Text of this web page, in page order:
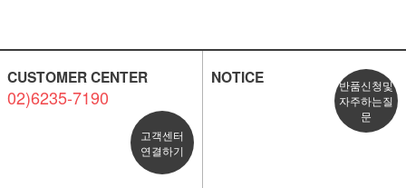
CUSTOMER CENTER
02)6235-7190
고객센터
연결하기
NOTICE
반품신청및
자주하는질
문